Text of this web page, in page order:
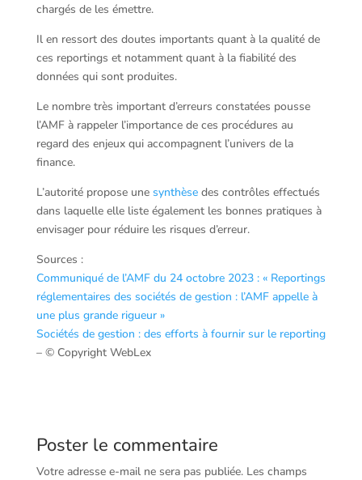
chargés de les émettre.
Il en ressort des doutes importants quant à la qualité de
ces reportings et notamment quant à la fiabilité des
données qui sont produites.
Le nombre très important d’erreurs constatées pousse
l’AMF à rappeler l’importance de ces procédures au
regard des enjeux qui accompagnent l’univers de la
finance.
L’autorité propose une synthèsedes contrôles effectués
dans laquelle elle liste également les bonnes pratiques à
envisager pour réduire les risques d’erreur.
Sources :
Communiqué de l’AMF du 24 octobre 2023 : « Reportings
réglementaires des sociétés de gestion : l’AMF appelle à
une plus grande rigueur »
Sociétés de gestion : des efforts à fournir sur le reporting
– © Copyright WebLex
Poster le commentaire
Votre adresse e-mail ne sera pas publiée. Les champs